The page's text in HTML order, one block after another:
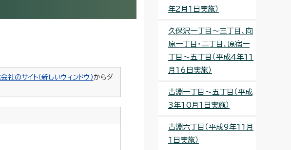
社のサイト（新しいウィンドウ） からダ
年2月1日実施）
久保沢一丁目～三丁目、向
原一丁目・二丁目、原宿一
丁目～五丁目（平成4年11
月16日実施）
古淵一丁目～五丁目（平成
3年10月1日実施）
古淵六丁目（平成9年11月
1日実施）